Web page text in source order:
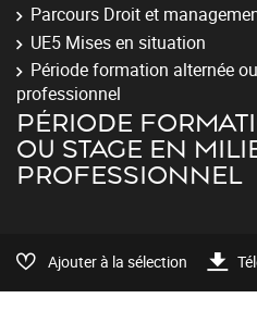
Parcours Droit et
UE5 Mises en situation
Période formation alternée
professionnel
PÉRIODE
OU STAGE EN
PROFESSIONNEL
Ajouter à la sélection